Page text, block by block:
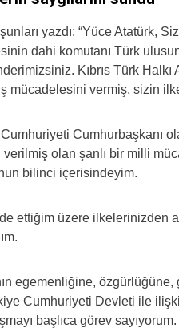
yazdı: “Yüce Atatürk,
dahi komutanı Türk
Kıbrıs Türk
mücadelesini vermiş, sizin
Cumhuriyeti Cumhurbaşkanı
olan şanlı bir milli
bilinci içerisindeyim.
ettiğim üzere ilkelerinizden
egemenliğine,
Cumhuriyeti Devleti ile
başlıca görev